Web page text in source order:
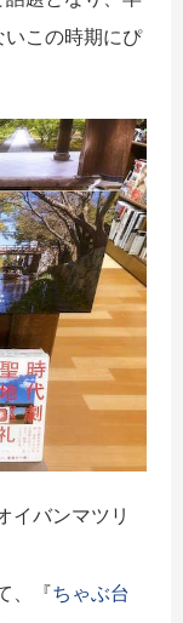
この時期にぴ
イバンマツリ
、『ちゃぶ台